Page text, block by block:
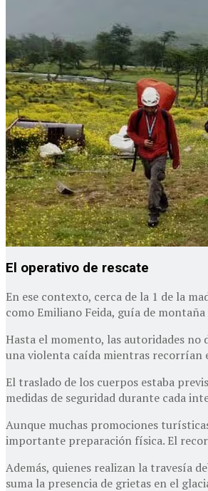
El operativo de rescate
En ese contexto, cerca de la 1 de la
como Emiliano Feida, guía de
Hasta el momento, las autoridades
una violenta caída mientras recorrían
El traslado de los cuerpos estaba
medidas de seguridad durante cada
Aunque muchas promociones
importante preparación física. El
Además, quienes realizan la travesía
suma la presencia de grietas en el